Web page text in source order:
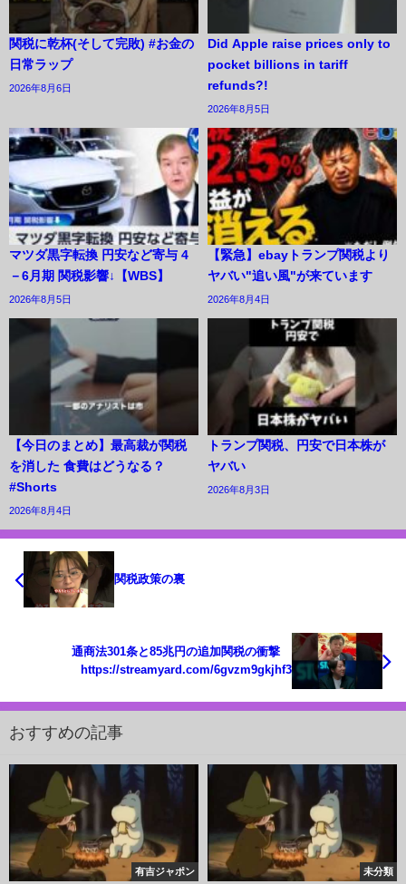
関税に乾杯(そして完敗) #お金の
日常ラップ
2026年8月6日
Did Apple raise prices only to
pocket billions in tariff
refunds?!
2026年8月5日
マツダ黒字転換 円安など寄与 4
－6月期 関税影響↓【WBS】
2026年8月5日
【緊急】ebayトランプ関税より
ヤバい"追い風"が来ています
2026年8月4日
【今日のまとめ】最高裁が関税
を消した 食費はどうなる？
#Shorts
2026年8月4日
トランプ関税、円安で日本株が
ヤバい
2026年8月3日
関税政策の裏
通商法301条と85兆円の追加関税の衝撃
https://streamyard.com/6gvzm9gkjhf3
おすすめの記事
有吉ジャポン 未分類